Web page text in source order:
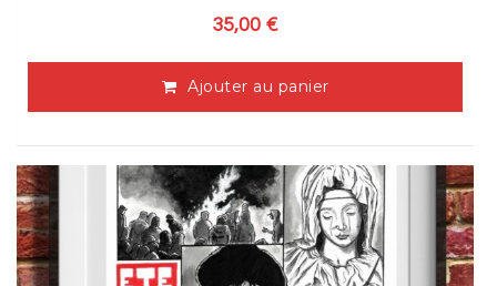
35,00 €
Ajouter au panier